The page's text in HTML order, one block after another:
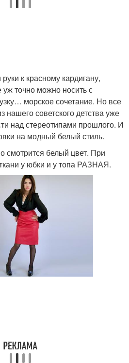
к красному кардигану,
точно можно носить с
морское сочетание. Но все
нашего советского детства уже
над стереотипами прошлого. И
на модный белый стиль.
смотрится белый цвет. При
у юбки и у топа РАЗНАЯ.